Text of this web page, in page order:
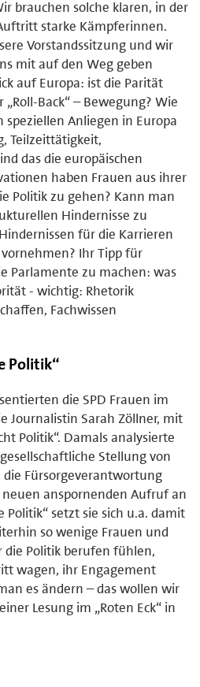
brauchen solche klaren, in der
starke Kämpferinnen.
Vorstandssitzung und wir
mit auf den Weg geben
auf Europa: ist die Parität
Back“ – Bewegung? Wie
Anliegen in Europa
Teilzeittätigkeit,
das die europäischen
haben Frauen aus ihrer
Politik zu gehen? Kann man
Hindernisse zu
für die Karrieren
Ihr Tipp für
Parlamente zu machen: was
- wichtig: Rhetorik
Fachwissen
Politik“
die SPD Frauen im
Journalistin Sarah Zöllner, mit
Politik“. Damals analysierte
Stellung von
Fürsorgeverantwortung
anspornenden Aufruf an
setzt sie sich u.a. damit
so wenige Frauen und
Politik berufen fühlen,
wagen, ihr Engagement
es ändern – das wollen wir
Lesung im „Roten Eck“ in